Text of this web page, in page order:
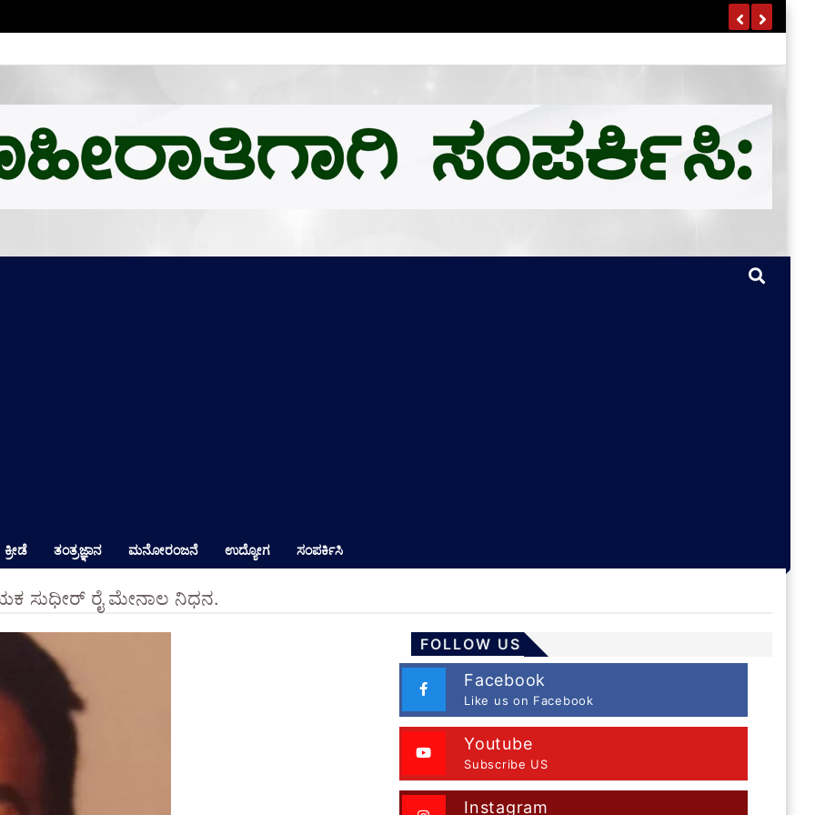
ಕ್ರೀಡೆ ತಂತ್ರಜ್ಞಾನ ಮನೋರಂಜನೆ ಉದ್ಯೋಗ ಸಂಪರ್ಕಿಸಿ
ಸುಧೀರ್ ರೈ ಮೇನಾಲ ನಿಧನ.
FOLLOW US
Facebook
Like us on Facebook
Youtube
Subscribe US
Instagram